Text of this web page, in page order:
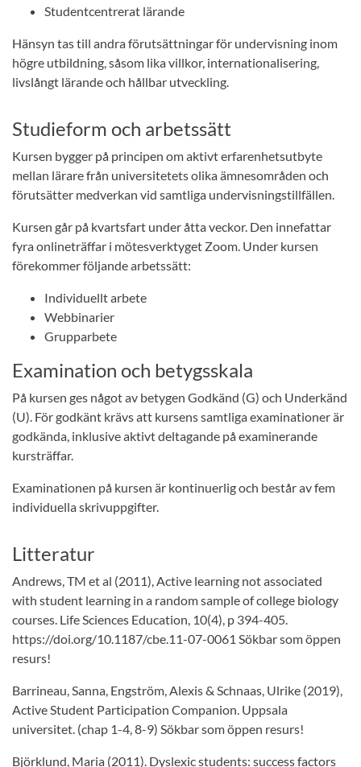
Studentcentrerat lärande
Hänsyn tas till andra förutsättningar för undervisning inom
högre utbildning, såsom lika villkor, internationalisering,
livslångt lärande och hållbar utveckling.
Studieform och arbetssätt
Kursen bygger på principen om aktivt erfarenhetsutbyte
mellan lärare från universitetets olika ämnesområden och
förutsätter medverkan vid samtliga undervisningstillfällen.
Kursen går på kvartsfart under åtta veckor. Den innefattar
fyra onlineträffar i mötesverktyget Zoom. Under kursen
förekommer följande arbetssätt:
Individuellt arbete
Webbinarier
Grupparbete
Examination och betygsskala
På kursen ges något av betygen Godkänd (G) och Underkänd
(U). För godkänt krävs att kursens samtliga examinationer är
godkända, inklusive aktivt deltagande på examinerande
kursträffar.
Examinationen på kursen är kontinuerlig och består av fem
individuella skrivuppgifter.
Litteratur
Andrews, TM et al (2011), Active learning not associated
with student learning in a random sample of college biology
courses. Life Sciences Education, 10(4), p 394-405.
https://doi.org/10.1187/cbe.11-07-0061 Sökbar som öppen
resurs!
Barrineau, Sanna, Engström, Alexis & Schnaas, Ulrike (2019),
Active Student Participation Companion. Uppsala
universitet. (chap 1-4, 8-9) Sökbar som öppen resurs!
Björklund, Maria (2011). Dyslexic students: success factors